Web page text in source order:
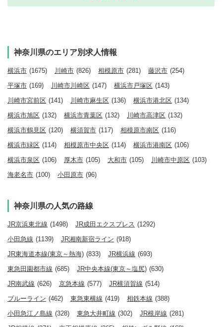
神奈川県のエリア別求人情報
横浜市 (1675) 川崎市 (826) 相模原市 (281) 藤沢市 (254)
平塚市 (169) 川崎市川崎区 (147) 横浜市戸塚区 (143)
川崎市宮前区 (141) 川崎市麻生区 (136) 横浜市港北区 (134)
横浜市旭区 (132) 横浜市青葉区 (132) 川崎市高津区 (132)
横浜市鶴見区 (120) 横須賀市 (117) 相模原市南区 (116)
横浜市緑区 (114) 相模原市中央区 (114) 横浜市港南区 (106)
横浜市泉区 (106) 厚木市 (105) 大和市 (105) 川崎市中原区 (103)
海老名市 (100) 小田原市 (96)
神奈川県の人気の路線
JR京浜東北線 (1498) JR成田エクスプレス (1292)
小田急線 (1139) JR湘南新宿ライン (918)
JR東海道本線(東京～熱海) (833) JR横浜線 (693)
東急田園都市線 (685) JR中央本線(東京～塩尻) (630)
JR南武線 (626) 京急本線 (577) JR横須賀線 (514)
ブルーライン (462) 東急東横線 (419) 相鉄本線 (388)
小田急江ノ島線 (328) 東急大井町線 (302) JR根岸線 (281)